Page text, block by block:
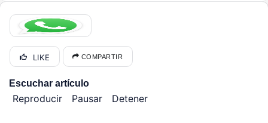
LIKE COMPARTIR
Escuchar artículo
Reproducir Pausar Detener